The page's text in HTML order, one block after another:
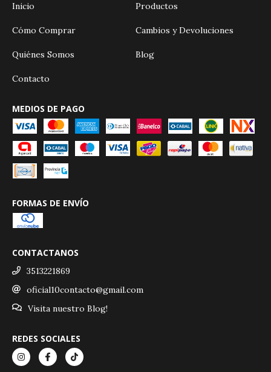
Inicio Productos
Cómo Comprar Cambios y Devoluciones
Quiénes Somos Blog
Contacto
MEDIOS DE PAGO
FORMAS DE ENVÍO
CONTACTANOS
3513221869
oficial10contacto@gmail.com
Visita nuestro Blog!
REDES SOCIALES